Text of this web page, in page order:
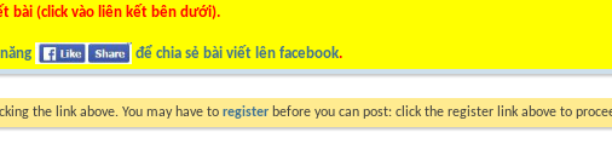
bài (click vào liên kết bên dưới).
để chia sẻ bài viết lên facebook.
the link above. You may have to register before you can post: click the register link above to